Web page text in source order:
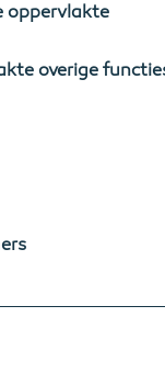
oppervlakte
overige